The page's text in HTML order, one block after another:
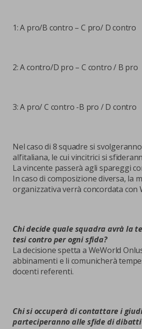
1: A pro/B contro – C pro/ D contro
2: A contro/D pro – C contro / B
3: A pro/ C contro -B pro / D contro
Nel caso di 8 squadre si
all’italiana, le cui vincitrici si
La vincente passerà agli spareggi
In caso di composizione diversa, la
organizzativa verrà concordata con
Chi decide quale squadra avrà la
tesi contro per ogni sfida?
La decisione spetta a WeWorld
abbinamenti e li comunicherà
docenti referenti.
Chi si occuperà di contattare i
parteciperanno alle sfide di